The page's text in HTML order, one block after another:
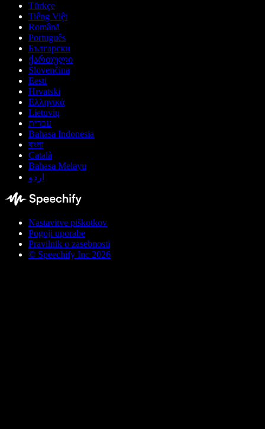
Türkçe
Tiếng Việt
Română
Português
Български
ქართული
Slovenčina
Eesti
Hrvatski
Ελληνικά
Lietuvių
עברית
Bahasa Indonesia
বাংলা
Català
Bahasa Melayu
اردو
Nastavitve piškotkov
Pogoji uporabe
Pravilnik o zasebnosti
© Speechify Inc 2026